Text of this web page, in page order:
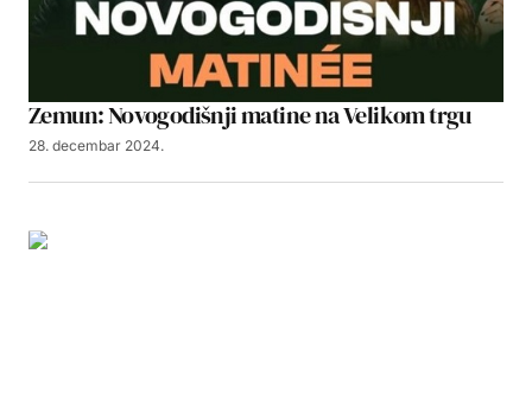
Zemun: Novogodišnji matine na Velikom trgu
28. decembar 2024.